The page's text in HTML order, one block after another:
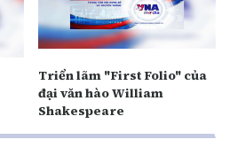
Triển lãm "First Folio" của
đại văn hào William
Shakespeare